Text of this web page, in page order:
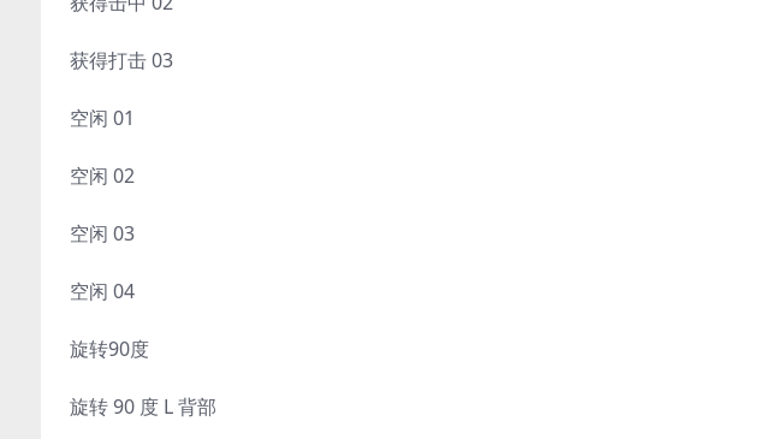
获得打击 03
空闲 01
空闲 02
空闲 03
空闲 04
旋转90度
旋转 90 度 L 背部